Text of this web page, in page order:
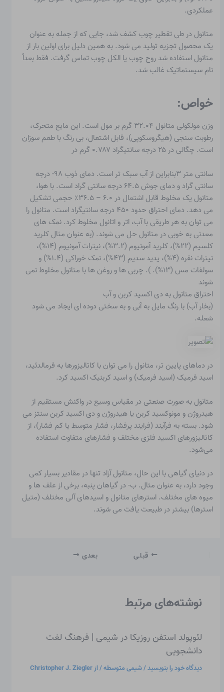
عملکردی.
متانول در طی تقطیر چوب کشف شد، جایی که از جمله به عنوان
یک محصول تجزیه تولید می شود. به همین دلیل برای اولین بار از
متانول استفاده شدروح چوب یاالکل چوب تماس گرفت. فقط بعداً
نام سیستماتیک غالب شد.
خواص:
وزن مولکولی متانول ۳۲.۰۴ گرم بر مول است. این مایع متحرک،
رطوبت سنجی (هیگروسکوپی)، قابل اشتعال، بی رنگ با طعم سوزان
است. چگالی در ۲۵ درجه سانتیگراد ۰.۷۸۷ گرم در
سانتی متر ۳بنابراین از آب سبک تر است. دمای ذوب ۹۸- درجه
سانتی گراد و دمای جوش ۶۴.۵ درجه سانتی گراد است. با هوا،
متانول یک مخلوط قابل اشتعال در ۶.۰ – ۳۶.۵٪ حجمی تشکیل
می دهد. دمای احتراق حدود ۴۵۰ درجه سانتیگراد است. متانول را
می توان به هر طریقی با آب، اتر و اتانول مخلوط کرد. نمک های
معدنی به خوبی در متانول حل می شوند. (به عنوان مثال کلرید
کلسیم (۲۲%)، کلرید آمونیوم (۳.۲%)، نیترات آمونیوم (۱۴%)،
نیترات نقره (۴%)، یدید سدیم (۴۳%)، نمک خوراکی (۱.۴%) و
سولفات مس (۱۳%). ). چربی ها و روغن ها با متانول مخلوط نمی
شوند
احتراق متانول به دی اکسید کربن و آب
(بخار آب) با رنگ مایل به آبی و به سختی دوده ای ایجاد می شود
شعله.
در دماهای پایین تر، متانول را می توان با کاتالیزورها به فرمالدئید،
اسید فرمیک (اسید فرمیک) و اسید کربنیک اکسید کرد.
متانول به صورت صنعتی در مقیاس وسیع در واکنش مستقیم از
هیدروژن و مونوکسید کربن یا هیدروژن و دی اکسید کربن سنتز می
شود. بسته به فرآیند (فرایند پرفشار، فشار متوسط ​​یا کم فشار)، از
کاتالیزورهای اکسید فلزی مختلف و فشارهای متفاوت استفاده
می‌شود.
در دنیای گیاهی با این حال، متانول آزاد تنها در مقادیر بسیار کمی
وجود دارد، به عنوان مثال. ب- در گیاهان پنبه، برخی از علف ها و
میوه های مختلف. استرهای متانول و اسیدهای آلی مختلف (متیل
استرها) بیشتر در طبیعت یافت می شوند.
قبلی بعدی
نوشته‌های مرتبط
لئوپولد استفن روزیکا در شیمی | فرهنگ لغت
دانشجویی
دیدگاه‌ خود را بنویسید/شیمی متوسطه/ ازChristopher J. Ziegler